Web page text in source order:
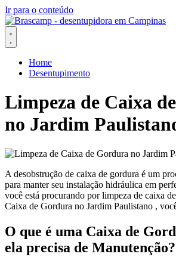
Ir para o conteúdo
Home
Desentupimento
Limpeza de Caixa
no Jardim
A desobstrução de caixa de gordura é um
para manter seu instalação hidráulica em
você está procurando por limpeza de caixa
Caixa de Gordura no Jardim Paulistano ,
O que é uma Caixa de
ela precisa de Manutenção?